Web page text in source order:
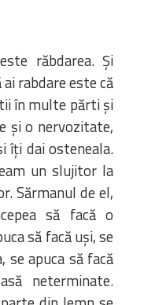
răbdarea. Şi
rabdare este că
în multe părti şi
şi o nervozitate,
îţi dai osteneala.
un slujitor la
Sărmanul de el,
să facă o
să facă uşi, se
se apuca să facă
neterminate.